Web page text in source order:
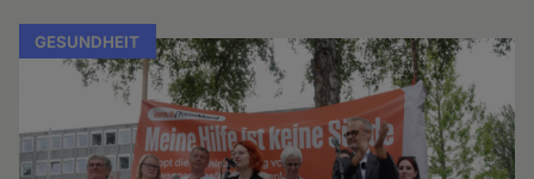
GESUNDHEIT